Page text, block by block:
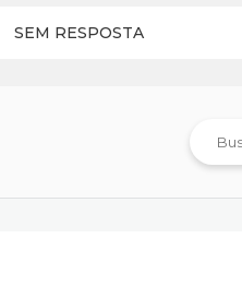
SEM RESPOSTA